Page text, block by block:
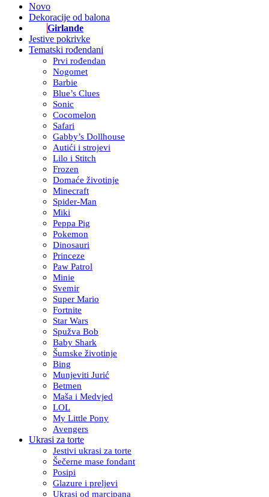
Novo
Dekoracije od balona
Girlande
Jestive pokrivke
Tematski rođendani
Prvi rođendan
Nogomet
Barbie
Blue’s Clues
Sonic
Cocomelon
Safari
Gabby’s Dollhouse
Autići i strojevi
Lilo i Stitch
Frozen
Domaće životinje
Minecraft
Spider-Man
Miki
Peppa Pig
Pokemon
Dinosauri
Princeze
Paw Patrol
Minie
Svemir
Super Mario
Fortnite
Star Wars
Spužva Bob
Baby Shark
Šumske životinje
Bing
Munjeviti Jurić
Betmen
Maša i Medvjed
LOL
My Little Pony
Avengers
Ukrasi za torte
Jestivi ukrasi za torte
Šečerne mase fondant
Posipi
Glazure i preljevi
Ukrasi od marcipana